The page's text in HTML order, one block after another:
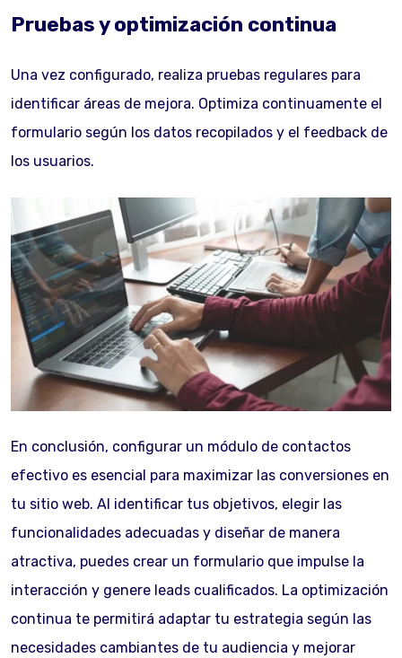
Pruebas y optimización continua
Una vez configurado, realiza pruebas regulares para
identificar áreas de mejora. Optimiza continuamente el
formulario según los datos recopilados y el feedback de
los usuarios.
En conclusión, configurar un módulo de contactos
efectivo es esencial para maximizar las conversiones en
tu sitio web. Al identificar tus objetivos, elegir las
funcionalidades adecuadas y diseñar de manera
atractiva, puedes crear un formulario que impulse la
interacción y genere leads cualificados. La optimización
continua te permitirá adaptar tu estrategia según las
necesidades cambiantes de tu audiencia y mejorar